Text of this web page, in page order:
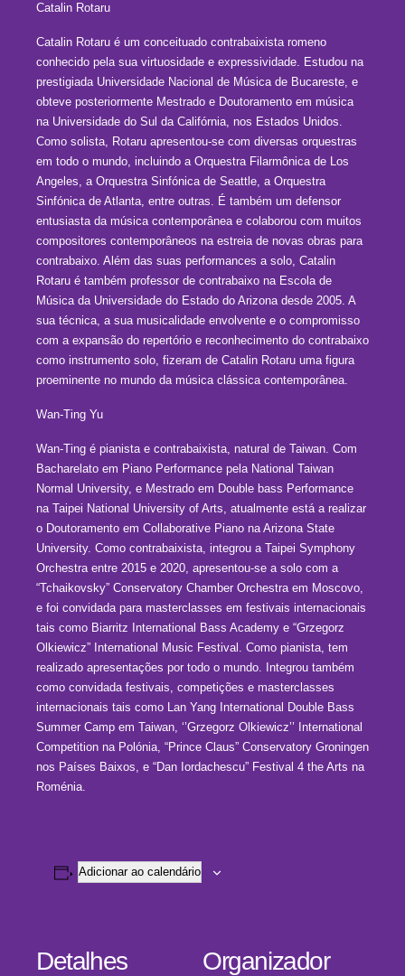
Catalin Rotaru
Catalin Rotaru é um conceituado contrabaixista romeno
conhecido pela sua virtuosidade e expressividade. Estudou na
prestigiada Universidade Nacional de Música de Bucareste, e
obteve posteriormente Mestrado e Doutoramento em música
na Universidade do Sul da Califórnia, nos Estados Unidos.
Como solista, Rotaru apresentou-se com diversas orquestras
em todo o mundo, incluindo a Orquestra Filarmônica de Los
Angeles, a Orquestra Sinfónica de Seattle, a Orquestra
Sinfónica de Atlanta, entre outras. É também um defensor
entusiasta da música contemporânea e colaborou com muitos
compositores contemporâneos na estreia de novas obras para
contrabaixo. Além das suas performances a solo, Catalin
Rotaru é também professor de contrabaixo na Escola de
Música da Universidade do Estado do Arizona desde 2005. A
sua técnica, a sua musicalidade envolvente e o compromisso
com a expansão do repertório e reconhecimento do contrabaixo
como instrumento solo, fizeram de Catalin Rotaru uma figura
proeminente no mundo da música clássica contemporânea.
Wan-Ting Yu
Wan-Ting é pianista e contrabaixista, natural de Taiwan. Com
Bacharelato em Piano Performance pela National Taiwan
Normal University, e Mestrado em Double bass Performance
na Taipei National University of Arts, atualmente está a realizar
o Doutoramento em Collaborative Piano na Arizona State
University. Como contrabaixista, integrou a Taipei Symphony
Orchestra entre 2015 e 2020, apresentou-se a solo com a
“Tchaikovsky” Conservatory Chamber Orchestra em Moscovo,
e foi convidada para masterclasses em festivais internacionais
tais como Biarritz International Bass Academy e “Grzegorz
Olkiewicz” International Music Festival. Como pianista, tem
realizado apresentações por todo o mundo. Integrou também
como convidada festivais, competições e masterclasses
internacionais tais como Lan Yang International Double Bass
Summer Camp em Taiwan, ‘’Grzegorz Olkiewicz’’ International
Competition na Polónia, “Prince Claus” Conservatory Groningen
nos Países Baixos, e “Dan Iordachescu” Festival 4 the Arts na
Roménia.
Adicionar ao calendário
Detalhes Organizador